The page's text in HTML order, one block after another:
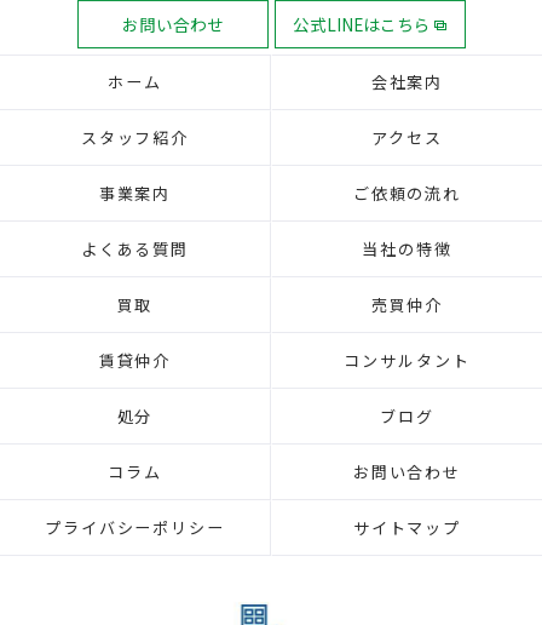
お問い合わせ 公式LINEはこちら
ホーム 会社案内
スタッフ紹介 アクセス
事業案内 ご依頼の流れ
よくある質問 当社の特徴
買取 売買仲介
賃貸仲介 コンサルタント
処分 ブログ
コラム お問い合わせ
プライバシーポリシー サイトマップ